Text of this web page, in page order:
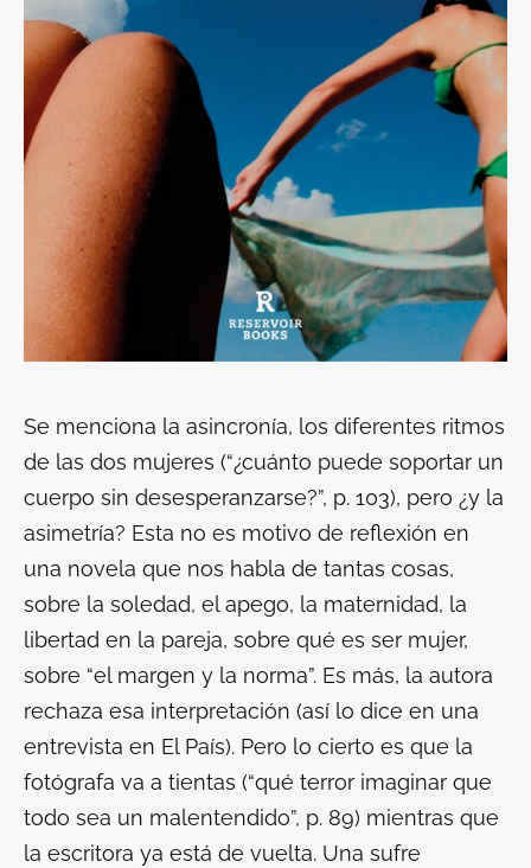
Se menciona la asincronía, los diferentes ritmos
de las dos mujeres (“¿cuánto puede soportar un
cuerpo sin desesperanzarse?”, p. 103), pero ¿y la
asimetría? Esta no es motivo de reflexión en
una novela que nos habla de tantas cosas,
sobre la soledad, el apego, la maternidad, la
libertad en la pareja, sobre qué es ser mujer,
sobre “el margen y la norma”. Es más, la autora
rechaza esa interpretación (así lo dice en una
entrevista en El País). Pero lo cierto es que la
fotógrafa va a tientas (“qué terror imaginar que
todo sea un malentendido”, p. 89) mientras que
la escritora ya está de vuelta. Una sufre